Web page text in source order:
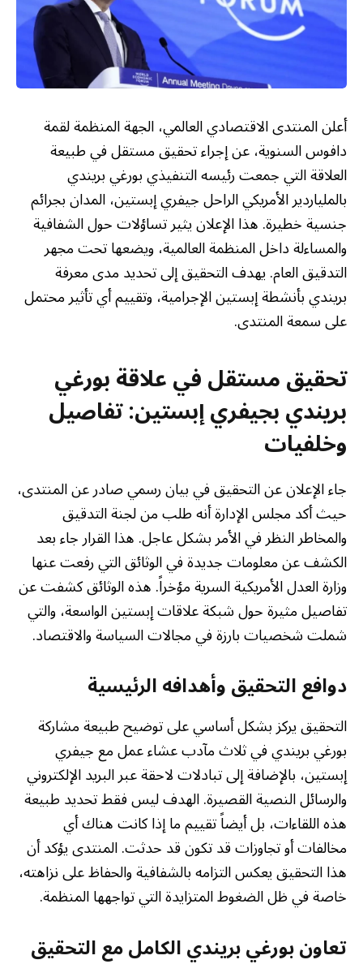
أعلن المنتدى الاقتصادي العالمي، الجهة المنظمة لقمة
دافوس السنوية، عن إجراء تحقيق مستقل في طبيعة
العلاقة التي جمعت رئيسه التنفيذي بورغي بريندي
بالملياردير الأمريكي الراحل جيفري إبستين، المدان بجرائم
جنسية خطيرة. هذا الإعلان يثير تساؤلات حول الشفافية
والمساءلة داخل المنظمة العالمية، ويضعها تحت مجهر
التدقيق العام. يهدف التحقيق إلى تحديد مدى معرفة
بريندي بأنشطة إبستين الإجرامية، وتقييم أي تأثير محتمل
على سمعة المنتدى.
تحقيق مستقل في علاقة بورغي
بريندي بجيفري إبستين: تفاصيل
وخلفيات
جاء الإعلان عن التحقيق في بيان رسمي صادر عن المنتدى،
حيث أكد مجلس الإدارة أنه طلب من لجنة التدقيق
والمخاطر النظر في الأمر بشكل عاجل. هذا القرار جاء بعد
الكشف عن معلومات جديدة في الوثائق التي رفعت عنها
وزارة العدل الأمريكية السرية مؤخراً. هذه الوثائق كشفت عن
تفاصيل مثيرة حول شبكة علاقات إبستين الواسعة، والتي
شملت شخصيات بارزة في مجالات السياسة والاقتصاد.
دوافع التحقيق وأهدافه الرئيسية
التحقيق يركز بشكل أساسي على توضيح طبيعة مشاركة
بورغي بريندي في ثلاث مآدب عشاء عمل مع جيفري
إبستين، بالإضافة إلى تبادلات لاحقة عبر البريد الإلكتروني
والرسائل النصية القصيرة. الهدف ليس فقط تحديد طبيعة
هذه اللقاءات، بل أيضاً تقييم ما إذا كانت هناك أي
مخالفات أو تجاوزات قد تكون قد حدثت. المنتدى يؤكد أن
هذا التحقيق يعكس التزامه بالشفافية والحفاظ على نزاهته،
خاصة في ظل الضغوط المتزايدة التي تواجهها المنظمة.
تعاون بورغي بريندي الكامل مع التحقيق